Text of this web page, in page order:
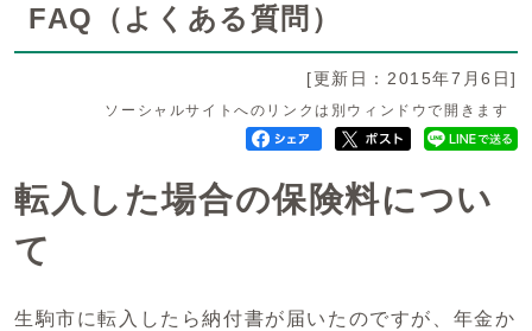
FAQ（よくある質問）
[更新日：2015年7月6日]
ソーシャルサイトへのリンクは別ウィンドウで開きます
転入した場合の保険料につい
て
生駒市に転入したら納付書が届いたのですが、年金か